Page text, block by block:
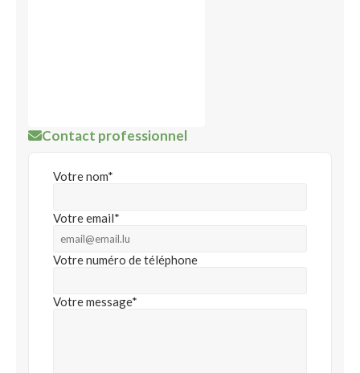
Contact professionnel
Votre nom*
Votre email*
Votre numéro de téléphone
Votre message*